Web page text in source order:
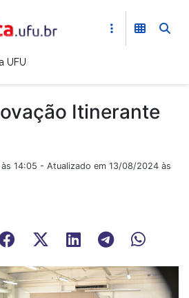
UFU
Itinerante
14:05 - Atualizado em 13/08/2024 às